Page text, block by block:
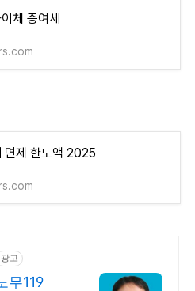
체 증여세
면제 한도액 2025
광고
무119